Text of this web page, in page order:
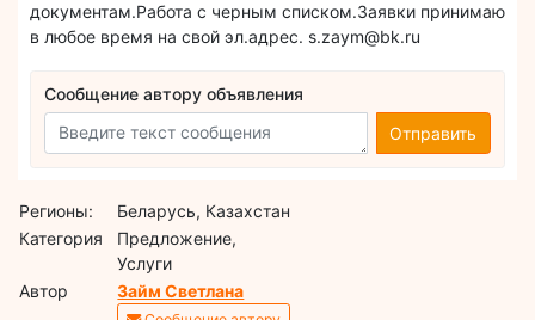
документам.Работа с черным списком.Заявки принимаю
в любое время на свой эл.адрес. s.zaym@bk.ru
Сообщение автору объявления
Отправить
Регионы:
Беларусь, Казахстан
Категория
Предложение,
Услуги
Автор
Займ Светлана